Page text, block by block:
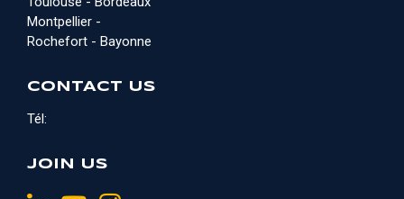
Montpellier -
Rochefort - Bayonne
CONTACT US
Tél:
JOIN US